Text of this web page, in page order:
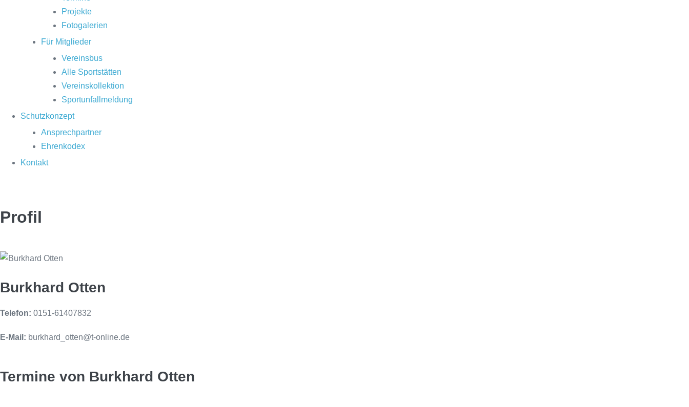
Projekte
Fotogalerien
Für Mitglieder
Vereinsbus
Alle Sportstätten
Vereinskollektion
Sportunfallmeldung
Schutzkonzept
Ansprechpartner
Ehrenkodex
Kontakt
Profil
Burkhard Otten
Telefon: 0151-61407832
E-Mail: burkhard_otten@t-online.de
Termine von Burkhard Otten